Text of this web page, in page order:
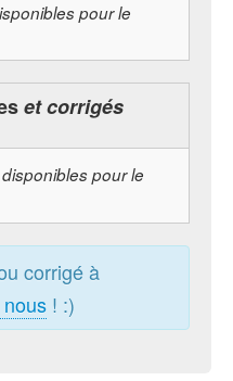
pour le
et corrigés
pour le
corrigé à
! :)